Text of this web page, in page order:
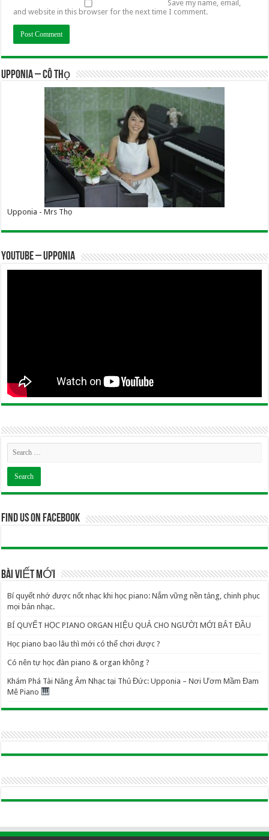
Save my name, email,
and website in this browser for the next time I comment.
UPPONIA – Cô Thọ
Upponia - Mrs Thọ
YOUTUBE – UPPONIA
Find us on Facebook
BÀI VIẾT MỚI
Bí quyết nhớ được nốt nhạc khi học piano: Nắm vững nền tảng, chinh phục
mọi bản nhạc.
BÍ QUYẾT HỌC PIANO ORGAN HIỆU QUẢ CHO NGƯỜI MỚI BẮT ĐẦU
Học piano bao lâu thì mới có thể chơi được ?
Có nên tự học đàn piano & organ không ?
Khám Phá Tài Năng Âm Nhạc tại Thủ Đức: Upponia – Nơi Ươm Mầm Đam
Mê Piano